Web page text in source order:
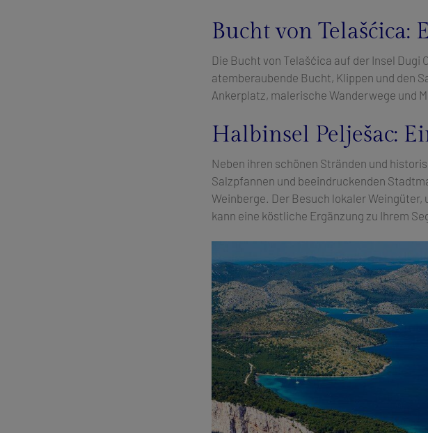
Bucht von Telašćica:
Die Bucht von Telašćica auf der Insel
atemberaubende Bucht, Klippen und den
Ankerplatz, malerische Wanderwege und
Halbinsel Pelješac:
Neben ihren schönen Stränden und
Salzpfannen und beeindruckenden
Weinberge. Der Besuch lokaler
kann eine köstliche Ergänzung zu Ihrem